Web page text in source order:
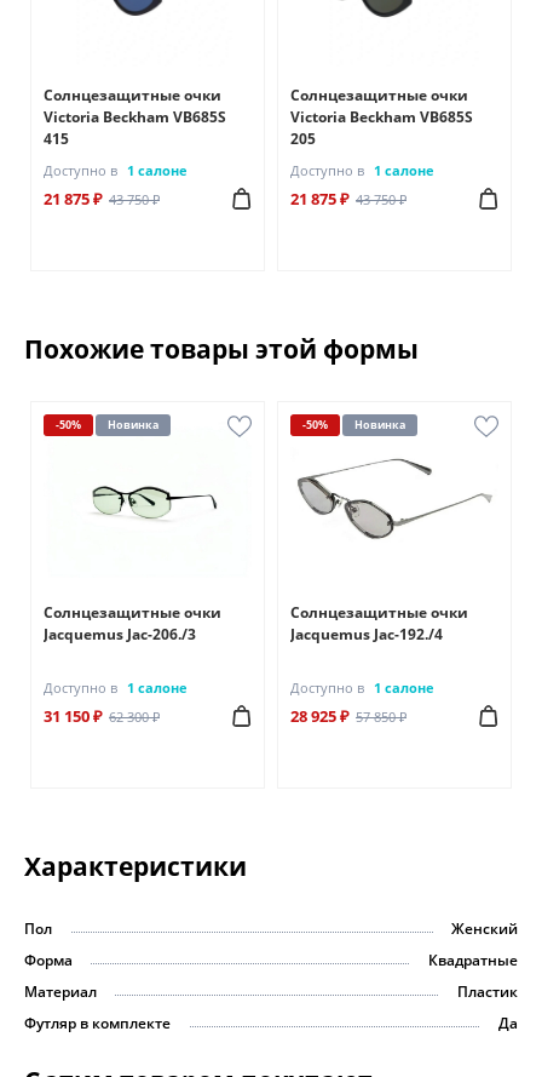
Солнцезащитные очки
Victoria Beckham VB685S
415
Доступно в 1 салоне
21 875 ₽ 43 750 ₽
Солнцезащитные очки
Victoria Beckham VB685S
205
Доступно в 1 салоне
21 875 ₽ 43 750 ₽
Похожие товары этой формы
-50% Новинка
Солнцезащитные очки
Jacquemus Jac-206./3
Доступно в 1 салоне
31 150 ₽ 62 300 ₽
-50% Новинка
Солнцезащитные очки
Jacquemus Jac-192./4
Доступно в 1 салоне
28 925 ₽ 57 850 ₽
Характеристики
Пол
Женский
Форма
Квадратные
Материал
Пластик
Футляр в комплекте
Да